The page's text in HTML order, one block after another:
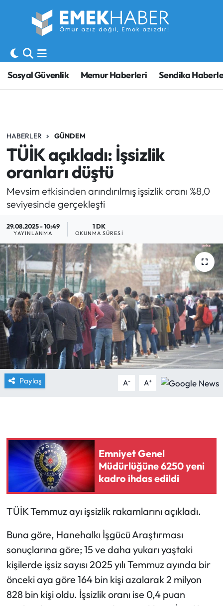
Sosyal Güvenlik Memur Haberleri Sendika
HABERLER GÜNDEM
TÜİK açıkladı: İşsizlik
oranları düştü
Mevsim etkisinden arındırılmış işsizlik oranı %8,0
seviyesinde gerçekleşti
29.08.2025 - 10:49
YAYINLANMA
1 DK
OKUNMA SÜRESI
Paylaş A- A+
Emniyet Genel
Müdürlüğüne 6250 yeni
kadro ihdas edildi
TÜİK Temmuz ayı işsizlik rakamlarını açıkladı.
Buna göre, Hanehalkı İşgücü Araştırması
sonuçlarına göre; 15 ve daha yukarı yaştaki
kişilerde işsiz sayısı 2025 yılı Temmuz ayında bir
önceki aya göre 164 bin kişi azalarak 2 milyon
828 bin kişi oldu. İşsizlik oranı ise 0,4 puan
Sosyal Güvenlik
Sendika
SORU-CEVAP
Memur
Emekli
İşveren
Araştırma-Rapor
Hava Durumu
Trafik Durumu
Süper Lig Puan Durumu ve Fikstür
Son Dakika Haberleri
Haber Arşivi